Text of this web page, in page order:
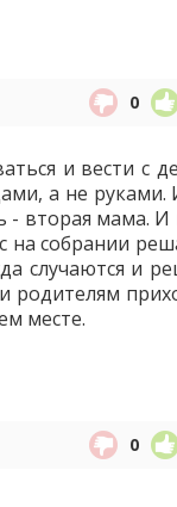
0
и вести с
а не руками.
- вторая мама. И
на собрании
случаются и
родителям
месте.
0